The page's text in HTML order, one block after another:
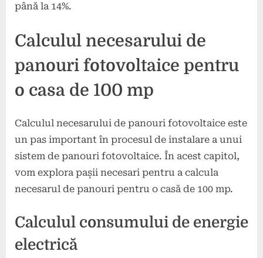
până la 14%.
Calculul necesarului de
panouri fotovoltaice pentru
o casa de 100 mp
Calculul necesarului de panouri fotovoltaice este
un pas important în procesul de instalare a unui
sistem de panouri fotovoltaice. În acest capitol,
vom explora pașii necesari pentru a calcula
necesarul de panouri pentru o casă de 100 mp.
Calculul consumului de energie
electrică